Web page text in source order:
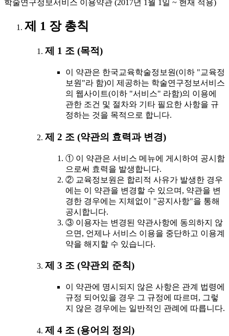
학술연구정보서비스 이용약관 (2017년 1월 1일 ~ 현재 적용)
제 1 장 총칙
제 1 조 (목적)
이 약관은 한국교육학술정보원(이하 "교육정
보원"라 함)이 제공하는 학술연구정보서비스
의 웹사이트(이하 "서비스" 라함)의 이용에
관한 조건 및 절차와 기타 필요한 사항을 규
정하는 것을 목적으로 합니다.
제 2 조 (약관의 효력과 변경)
① 이 약관은 서비스 메뉴에 게시하여 공시함
으로써 효력을 발생합니다.
② 교육정보원은 합리적 사유가 발생한 경우
에는 이 약관을 변경할 수 있으며, 약관을 변
경한 경우에는 지체없이 "공지사항"을 통해
공시합니다.
③ 이용자는 변경된 약관사항에 동의하지 않
으면, 언제나 서비스 이용을 중단하고 이용계
약을 해지할 수 있습니다.
제 3 조 (약관외 준칙)
이 약관에 명시되지 않은 사항은 관계 법령에
규정 되어있을 경우 그 규정에 따르며, 그렇
지 않은 경우에는 일반적인 관례에 따릅니다.
제 4 조 (용어의 정의)